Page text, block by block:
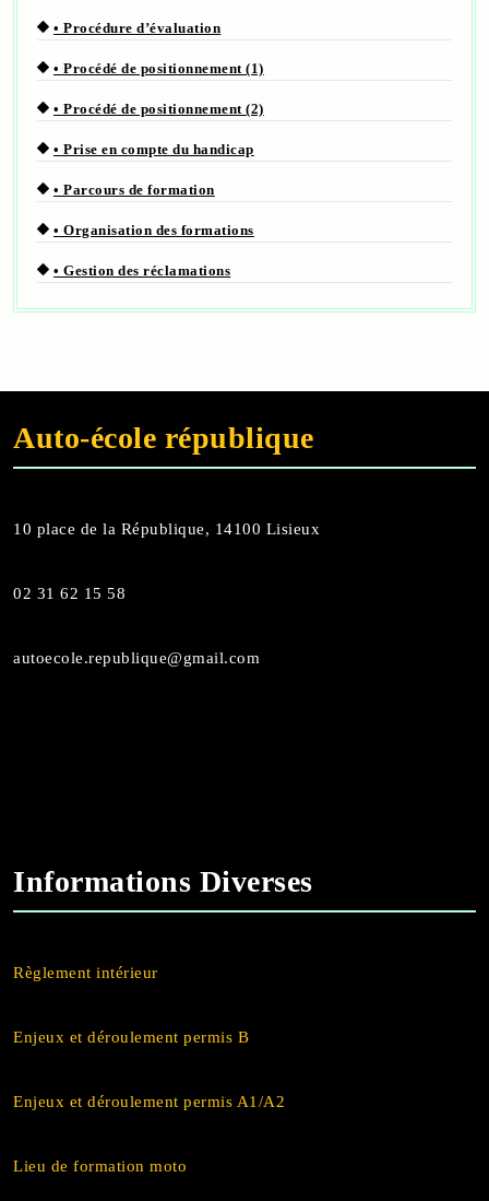
• Procédure d’évaluation
• Procédé de positionnement (1)
• Procédé de positionnement (2)
• Prise en compte du handicap
• Parcours de formation
• Organisation des formations
• Gestion des réclamations
Auto-école république
10 place de la République, 14100 Lisieux
02 31 62 15 58
autoecole.republique@gmail.com
Informations Diverses
Règlement intérieur
Enjeux et déroulement permis B
Enjeux et déroulement permis A1/A2
Lieu de formation moto